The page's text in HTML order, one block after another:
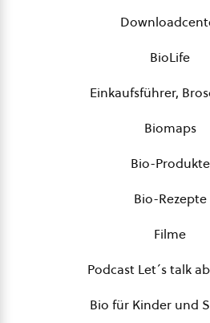
BioLife
Einkaufsführer,
Biomaps
Bio-Produkte
Bio-Rezepte
Filme
Podcast Let´s talk
Bio für Kinder und